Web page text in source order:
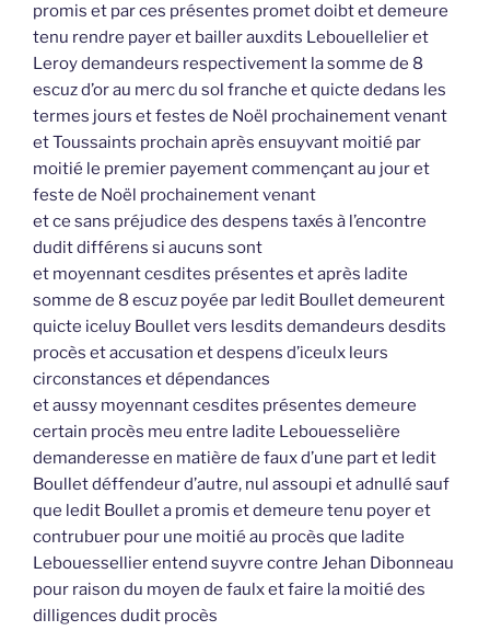
promis et par ces présentes promet doibt et demeure
tenu rendre payer et bailler auxdits Lebouellelier et
Leroy demandeurs respectivement la somme de 8
escuz d’or au merc du sol franche et quicte dedans les
termes jours et festes de Noël prochainement venant
et Toussaints prochain après ensuyvant moitié par
moitié le premier payement commençant au jour et
feste de Noël prochainement venant
et ce sans préjudice des despens taxés à l’encontre
dudit différens si aucuns sont
et moyennant cesdites présentes et après ladite
somme de 8 escuz poyée par ledit Boullet demeurent
quicte iceluy Boullet vers lesdits demandeurs desdits
procès et accusation et despens d’iceulx leurs
circonstances et dépendances
et aussy moyennant cesdites présentes demeure
certain procès meu entre ladite Lebouesselière
demanderesse en matière de faux d’une part et ledit
Boullet déffendeur d’autre, nul assoupi et adnullé sauf
que ledit Boullet a promis et demeure tenu poyer et
contrubuer pour une moitié au procès que ladite
Lebouessellier entend suyvre contre Jehan Dibonneau
pour raison du moyen de faulx et faire la moitié des
dilligences dudit procès